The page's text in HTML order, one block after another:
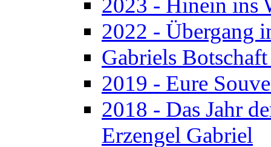
2022 - Übergang
Gabriels
2019 - Eure
2018 - Das Jahr
Erzengel Gabriel